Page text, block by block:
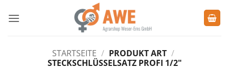
Inhalt
STARTSEITE / PRODUKT ART /
STECKSCHLÜSSELSATZ PROFI 1/2"